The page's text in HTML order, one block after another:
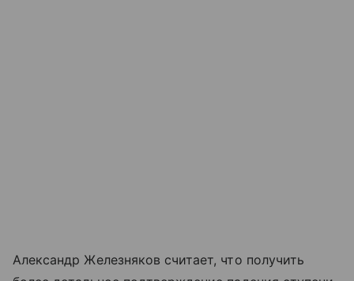
Александр Железняков считает, что получить